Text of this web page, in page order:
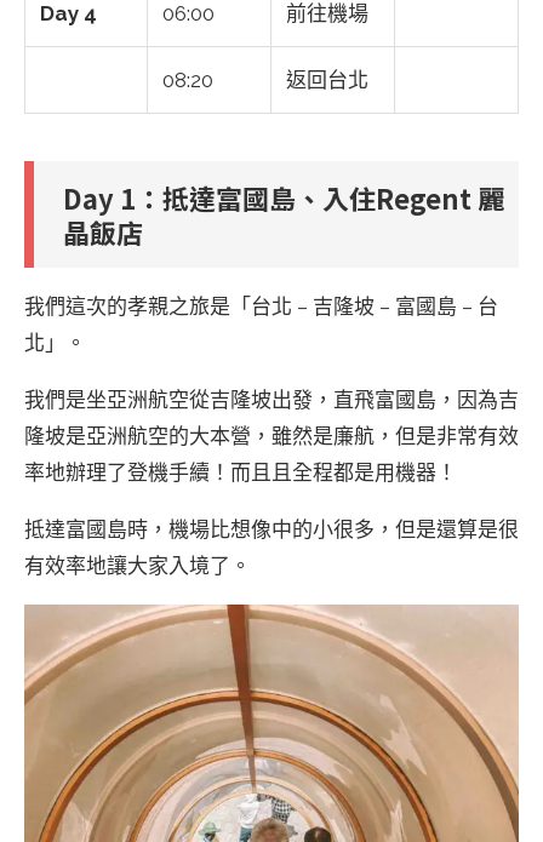
Day 4 06:00 前往機場
08:20 返回台北
Day 1 ：抵達富國島、入住Regent 麗
晶飯店
我們這次的孝親之旅是「台北 – 吉隆坡 – 富國島 – 台
北」。
我們是坐亞洲航空從吉隆坡出發，直飛富國島，因為吉
隆坡是亞洲航空的大本營，雖然是廉航，但是非常有效
率地辦理了登機手續！而且且全程都是用機器！
抵達富國島時，機場比想像中的小很多，但是還算是很
有效率地讓大家入境了。